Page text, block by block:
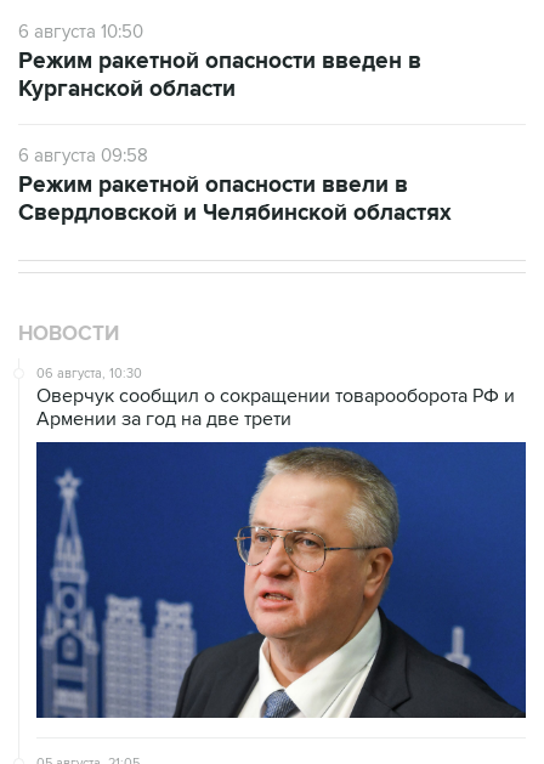
6 августа 10:50
Режим ракетной опасности введен в
Курганской области
6 августа 09:58
Режим ракетной опасности ввели в
Свердловской и Челябинской областях
НОВОСТИ
06 августа, 10:30
Оверчук сообщил о сокращении товарооборота РФ и
Армении за год на две трети